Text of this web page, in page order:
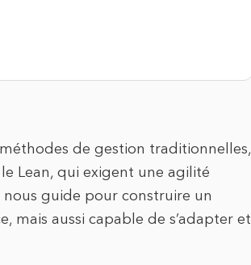
de gestion traditionnelles,
Lean, qui exigent une agilité
guide pour construire un
mais aussi capable de s’adapter et